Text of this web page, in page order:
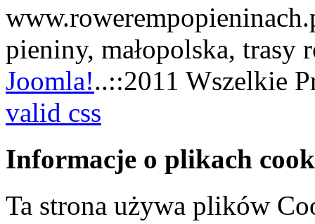
pieniny, małopolska, trasy
Joomla!..::2011 Wszelkie
valid css
Informacje o plikach
Ta strona używa plików